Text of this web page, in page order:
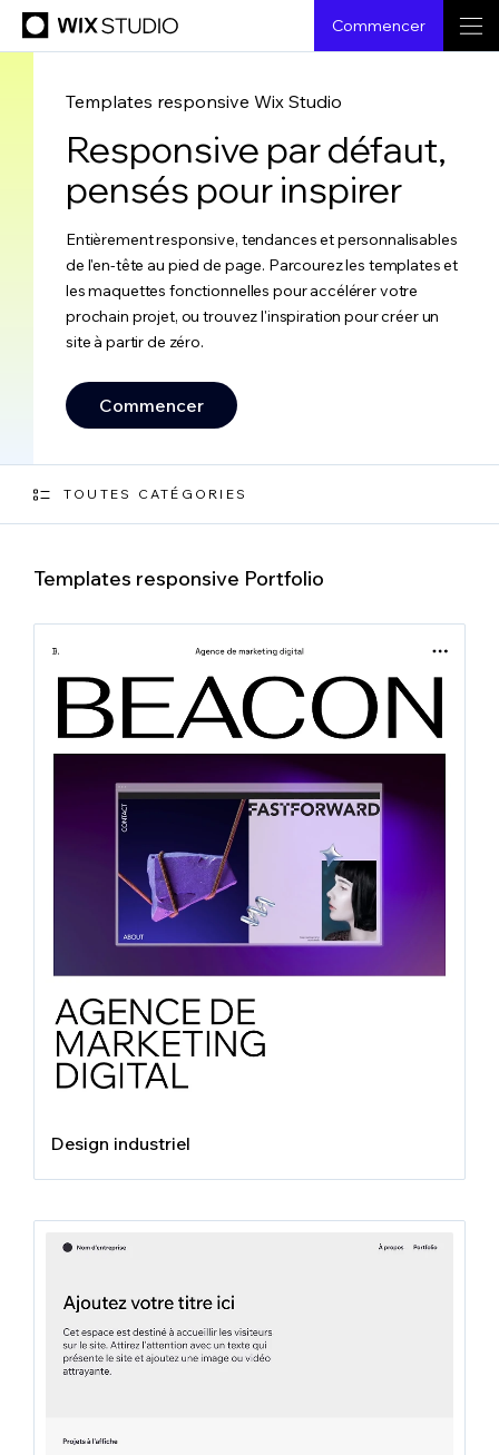
Commencer
Templates responsive Wix Studio
Responsive par défaut,
pensés pour inspirer
Entièrement responsive, tendances et personnalisables
de l'en-tête au pied de page. Parcourez les templates et
les maquettes fonctionnelles pour accélérer votre
prochain projet, ou trouvez l'inspiration pour créer un
site à partir de zéro.
Commencer
TOUTES CATÉGORIES
Templates responsive Portfolio
Design industriel